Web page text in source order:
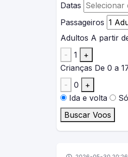
Datas
Passageiros
Adultos A partir
-
1
+
Crianças De 0 a
-
0
+
Ida e volta
Buscar Voos